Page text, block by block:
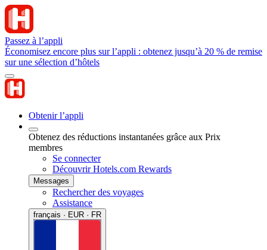
Passez à l’appli
Économisez encore plus sur l’appli : obtenez jusqu’à 20 % de remise
sur une sélection d’hôtels
Obtenir l’appli
Obtenez des réductions instantanées grâce aux Prix
membres
Se connecter
Découvrir Hotels.com Rewards
Messages
Rechercher des voyages
Assistance
français · EUR · FR